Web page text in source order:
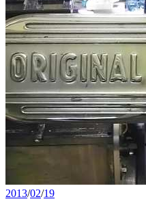
2013/02/19